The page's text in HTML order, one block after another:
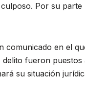
Por su
comunicado en el
fueron
su situación